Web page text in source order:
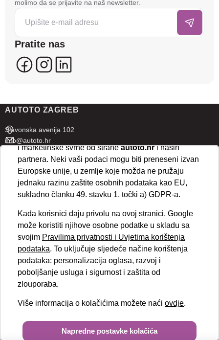
molimo da se prijavite na naš newsletter.
Pratite nas
AUTOTO ZAGREB
Slavonska avenija 102
info@autoto.hr
Pon - Pet 07:30-18:00
Sub 08:00-13:00
AUTOTO SPLIT
info@autoto.hr
Pon - Pet 08:00-17:00
Sub 08:00-13:00
BRZI LINKOVI
Novosti
Politika privatnosti
VELEPRODAJA
Upravljanje internet stranicama EasyEdit CMS
da poboljšamo funkcionalnost stranice, analiziramo
posjećenost te prikazujemo personalizirane oglase i
sadržaje koji bi vas mogli zanimati. U tu svrhu mogu
se kreirati korisnički profili koji povezuju podatke s
više uređaja i web lokacija. Naši partneri također
koriste ove tehnologije.
ispravno funkcioniranje stranice. Odabirom
kolačića na vaš uređaj i njihovu obradu za analitičke
i marketinške svrhe od straneautoto.hri naših
partnera. Neki vaši podaci mogu biti preneseni izvan
Europske unije, u zemlje koje možda ne pružaju
jednaku razinu zaštite osobnih podataka kao EU,
sukladno članku 49. stavku 1. točki a) GDPR-a.
Kada korisnici daju privolu na ovoj stranici, Google
može koristiti njihove osobne podatke u skladu sa
svojim Pravilima privatnosti i Uvjetima korištenja
podataka. To uključuje sljedeće načine korištenja
podataka: personalizacija oglasa, razvoj i
poboljšanje usluga i sigurnost i zaštita od
zlouporaba.
Više informacija o kolačićima možete naći ovdje.
Napredne postavke kolačića